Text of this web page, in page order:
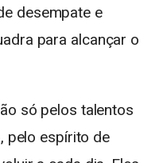
desempate e
para alcançar o
só pelos talentos
pelo espírito de